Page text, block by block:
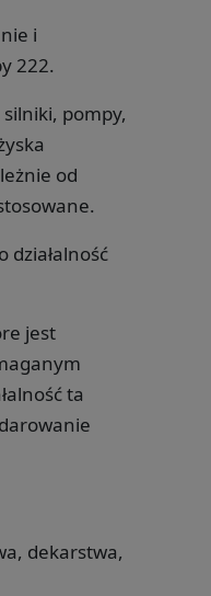
i
222.
pompy,
od
działalność
jest
ta
dekarstwa,